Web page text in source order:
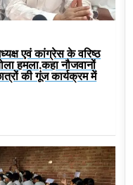
एवं कांग्रेस के वरिष्ठ
हमला,कहा नौजवानों
की गूंज कार्यक्रम में